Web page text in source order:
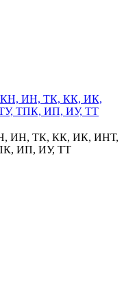
ИН, ТК, КК, ИК, ИНТ,
ИП, ИУ, ТТ